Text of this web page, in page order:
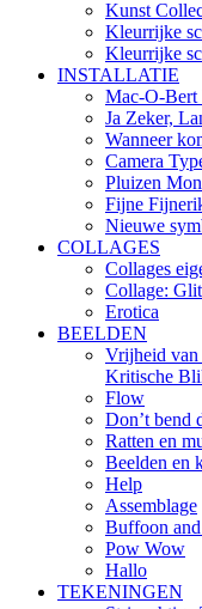
Kunst
Kleurrijke
Kleurrijke
INSTALLATIE
Mac-O-Bert
Ja Zeker,
Wanneer
Camera
Pluizen
Fijne
Nieuwe
COLLAGES
Collages
Collage:
Erotica
BEELDEN
Vrijheid van
Kritische
Flow
Don’t bend
Ratten en
Beelden en
Help
Assemblage
Buffoon
Pow Wow
Hallo
TEKENINGEN